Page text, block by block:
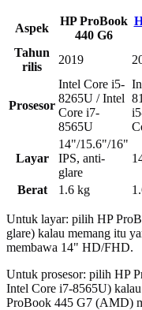
Aspek
HP ProBook
440 G6
Tahun
rilis
2019
Prosesor
Intel Core i5-
8265U / Intel
Core i7-
8565U
Layar
14"/15.6"/16"
IPS, anti-
glare
Berat
1.6 kg
Untuk layar: pilih HP
glare) kalau memang itu
membawa 14" HD/FHD.
Untuk prosesor: pilih HP
Intel Core i7-8565U)
ProBook 445 G7 (AMD)